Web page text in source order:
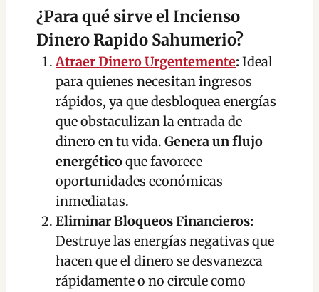
¿Para qué sirve el Incienso
Dinero Rapido Sahumerio?
Atraer Dinero Urgentemente: Ideal
para quienes necesitan ingresos
rápidos, ya que desbloquea energías
que obstaculizan la entrada de
dinero en tu vida. Genera un flujo
energéticoque favorece
oportunidades económicas
inmediatas.
Eliminar Bloqueos Financieros:
Destruye las energías negativas que
hacen que el dinero se desvanezca
rápidamente o no circule como